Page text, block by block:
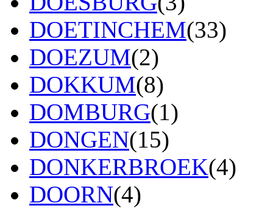
DOETINCHEM(33)
DOEZUM(2)
DOKKUM(8)
DOMBURG(1)
DONGEN(15)
DONKERBROEK(4)
DOORN(4)